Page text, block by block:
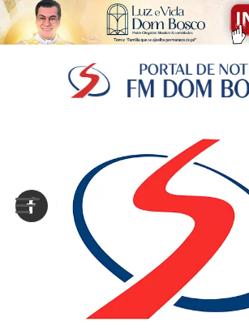
Sair da versão mobile